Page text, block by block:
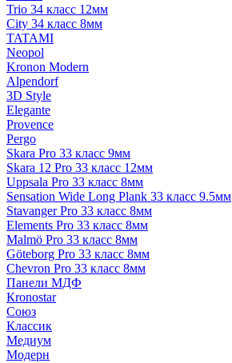
Trio 34 класс 12мм
City 34 класс 8мм
TATAMI
Neopol
Kronon Modern
Alpendorf
3D Style
Elegante
Provence
Pergo
Skara Pro 33 класс 9мм
Skara 12 Pro 33 класс 12мм
Uppsala Pro 33 класс 8мм
Sensation Wide Long Plank 33 класс 9.5мм
Stavanger Pro 33 класс 8мм
Elements Pro 33 класс 8мм
Malmö Pro 33 класс 8мм
Göteborg Pro 33 класс 8мм
Chevron Pro 33 класс 8мм
Панели МДФ
Кronostar
Союз
Классик
Медиум
Модерн